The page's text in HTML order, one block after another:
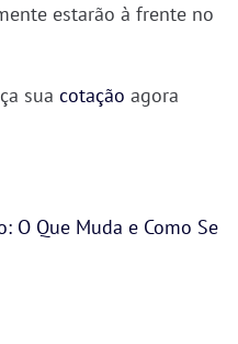
estarão à frente no
sua cotação agora
O Que Muda e Como Se